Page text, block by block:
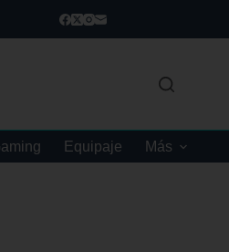
Equipaje Más